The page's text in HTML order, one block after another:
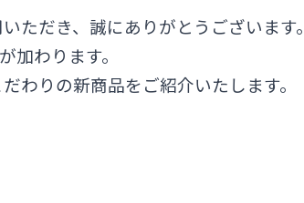
ただき、誠にありがとうございます。
加わります。
わりの新商品をご紹介いたします。